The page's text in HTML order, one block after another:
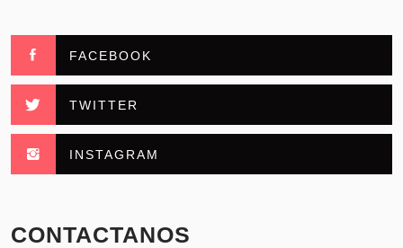
FACEBOOK
TWITTER
INSTAGRAM
CONTACTANOS